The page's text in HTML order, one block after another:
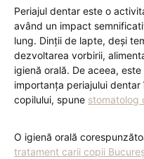
Periajul dentar este o
având un impact
lung. Dinții de lapte, deși
dezvoltarea vorbirii,
igienă orală. De aceea,
importanța periajului
copilului, spune stomatolog
O igienă orală
tratament carii copii